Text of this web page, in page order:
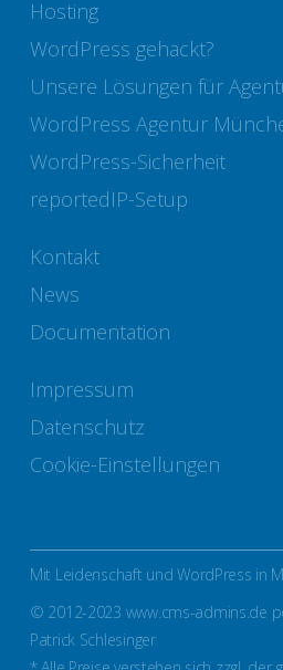
Hosting
WordPress gehackt?
Unsere Lösungen für
WordPress Agentur
WordPress-Sicherheit
reportedIP-Setup
Kontakt
News
Documentation
Impressum
Datenschutz
Cookie-Einstellungen
Mit Leidenschaft und WordPress in
© 2012-2023 www.cms-admins.de
Patrick Schlesinger